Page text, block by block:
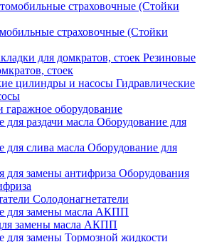
страховочные (Стойки
Резиновые
стоек
Гидравлические
оборудование
Оборудование для
Оборудование для
Оборудования
Солодонагнетатели
замены масла АКПП